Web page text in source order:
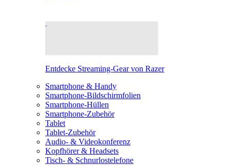
Entdecke Streaming-Gear von Razer
Smartphone & Handy
Smartphone-Bildschirmfolien
Smartphone-Hüllen
Smartphone-Zubehör
Tablet
Tablet-Zubehör
Audio- & Videokonferenz
Kopfhörer & Headsets
Tisch- & Schnurlostelefone